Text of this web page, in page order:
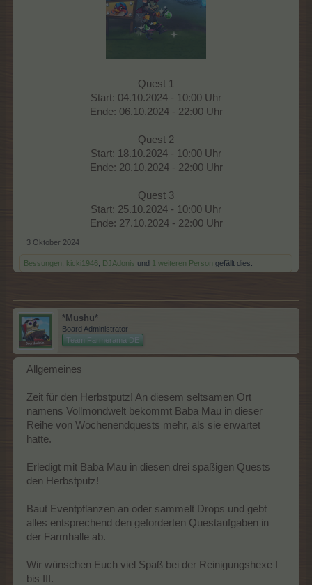
Quest 1
Start: 04.10.2024 - 10:00 Uhr
Ende: 06.10.2024 - 22:00 Uhr
Quest 2
Start: 18.10.2024 - 10:00 Uhr
Ende: 20.10.2024 - 22:00 Uhr
Quest 3
Start: 25.10.2024 - 10:00 Uhr
Ende: 27.10.2024 - 22:00 Uhr​
3 Oktober 2024
Bessungen kicki1946 DJAdonis und 1 weiteren Person gefällt dies.
*Mushu*
Board Administrator
Team Farmerama DE
Allgemeines
Zeit für den Herbstputz! An diesem seltsamen Ort
namens Vollmondwelt bekommt Baba Mau in dieser
Reihe von Wochenendquests mehr, als sie erwartet
hatte.
Erledigt mit Baba Mau in diesen drei spaßigen Quests
den Herbstputz!
Baut Eventpflanzen an oder sammelt Drops und gebt
alles entsprechend den geforderten Questaufgaben in
der Farmhalle ab.
Wir wünschen Euch viel Spaß bei der Reinigungshexe I
bis III.